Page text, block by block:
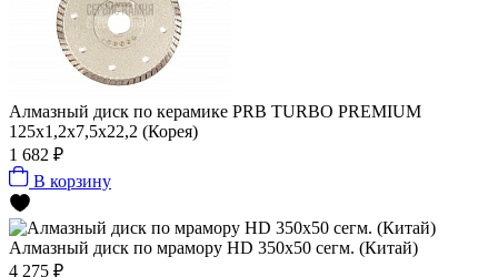
Алмазный диск по керамике PRB TURBO PREMIUM
125x1,2x7,5x22,2 (Корея)
1 682 ₽
В корзину
Алмазный диск по мрамору HD 350x50 сегм. (Китай)
4 275 ₽